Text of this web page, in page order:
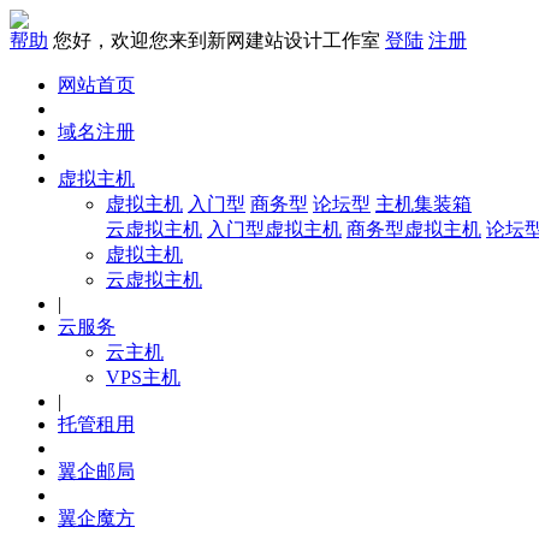
帮助 您好，欢迎您来到新网建站设计工作室 登陆 注册
网站首页
域名注册
虚拟主机
虚拟主机 入门型 商务型 论坛型 主机集装箱
云虚拟主机 入门型虚拟主机 商务型虚拟主机 论坛
虚拟主机
云虚拟主机
|
云服务
云主机
VPS主机
|
托管租用
翼企邮局
翼企魔方